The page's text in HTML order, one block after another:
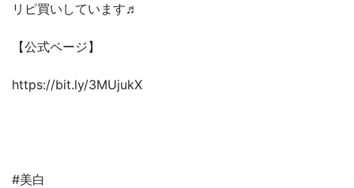
リピ買いしています♬
【公式ページ】
https://bit.ly/3MUjukX
#美白